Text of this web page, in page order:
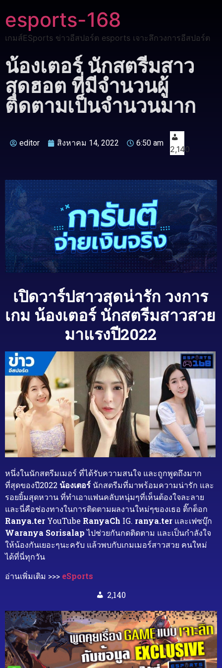
esports-168
เกมส์ESports ข่าวอีสปอร์ต esports เจาะลึกวงการอีสปอร์ต
น้องเตอร์ นักสตรีมสาว
สุดฮอต ที่มีจำนวนผู้
ติดตามเป็นจำนวนมาก
editor สิงหาคม 14, 2022 6:50 am
2,140
เปิดวาร์ปสาวสุดน่ารัก วงการ
เกม น้องเตอร์ นักสตรีมสาวสวย
มาแรงปี2022
หนึ่งในนักสตรีมเมอร์ ที่ได้รับความสนใจ และถูกพูดถึงมาก
ที่สุดของปี2022 น้องเตอร์ นักสตรีมที่มาพร้อมความน่ารัก และ
รอยยิ้มสุดหวาน ที่ทำเอาแฟนคลับหนุ่มๆที่เห็นต้องใจละลาย
และนี่คือช่องทางในการติดตามผลงานใหม่ๆของเธอ ติ๊กต็อก
Ranya.ter YouTube RanyaCh IG. ranya.ter และเฟซบุ๊ก
Waranya Sorisalapไปช่วยกันกดติดตาม และเป็นกำลังใจ
ให้น้องกันเยอะๆนะครับ แล้วพบกับเกมเมอร์สาวสวย คนใหม่
ได้ที่นี่ทุกวัน
อ่านเพิ่มเติม >>> eSports
2,140